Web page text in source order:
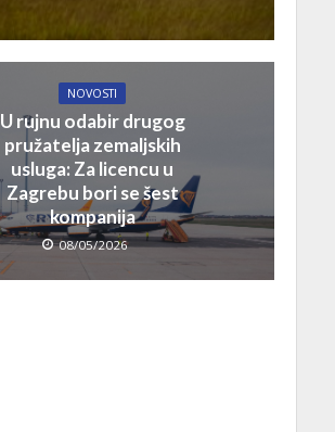
NOVOSTI
U rujnu odabir drugog
pružatelja zemaljskih
usluga: Za licencu u
Zagrebu bori se šest
kompanija
08/05/2026